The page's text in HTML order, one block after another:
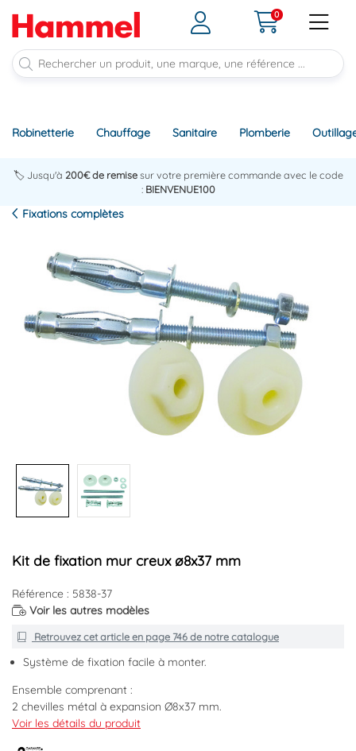
0
Robinetterie Chauffage Sanitaire Plomberie
🏷️ Jusqu'à 200€ de remisesur votre première commande avec le code
: BIENVENUE100
Fixations complètes
Kit de fixation mur creux ø8x37 mm
Référence : 5838-37
Voir les autres modèles
Retrouvez cet article en page 746de notre catalogue
Système de fixation facile à monter.
Ensemble comprenant :
2 chevilles métal à expansion Ø8x37 mm.
2 tiges filetées 100 mm.
Voir les détails du produit